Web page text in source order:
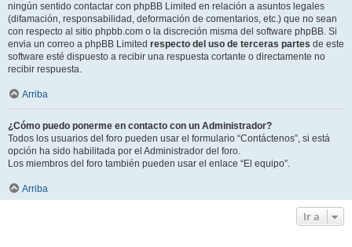
ningún sentido contactar con phpBB Limited en relación a asuntos legales
(difamación, responsabilidad, deformación de comentarios, etc.) que no sean
con respecto al sitio phpbb.com o la discreción misma del software phpBB. Si
envia un correo a phpBB Limited respecto del uso de terceras partes de este
software esté dispuesto a recibir una respuesta cortante o directamente no
recibir respuesta.
Arriba
¿Cómo puedo ponerme en contacto con un Administrador?
Todos los usuarios del foro pueden usar el formulario “Contáctenos”, si está
opción ha sido habilitada por el Administrador del foro.
Los miembros del foro también pueden usar el enlace “El equipo”.
Arriba
Ir a